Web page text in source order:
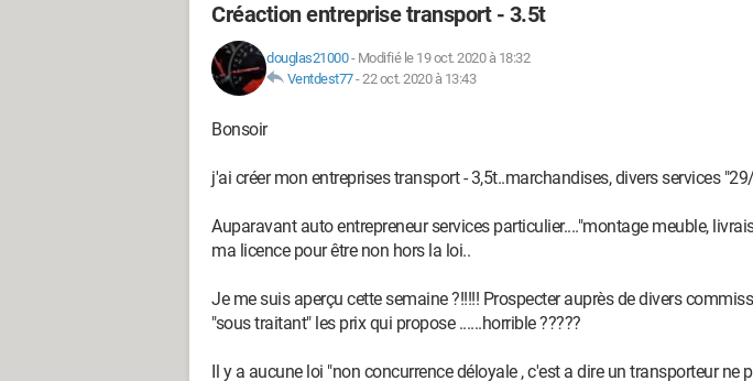
Créaction entreprise transport - 3.5t
douglas21000- Modifié le 19 oct. 2020 à 18:32
Ventdest77-22 oct. 2020 à 13:43
Bonsoir
j'ai créer mon entreprises transport - 3,5t..marchandises, divers services
Auparavant auto entrepreneur services particulier...."montage meuble,
ma licence pour être non hors la loi..
Je me suis aperçu cette semaine ?!!!!! Prospecter auprès de divers
"sous traitant" les prix qui propose ......horrible ?????
Il y a aucune loi "non concurrence déloyale , c'est a dire un transporteur ne